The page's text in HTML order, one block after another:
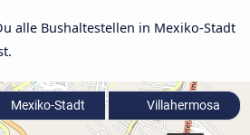
alle Bushaltestellen in Mexiko-Stadt
Mexiko-Stadt Villahermosa